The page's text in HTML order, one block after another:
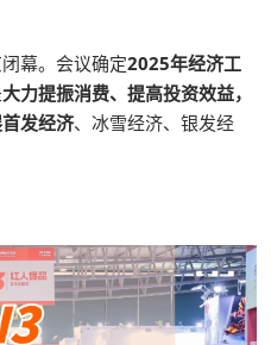
幕。会议确定2025年经济工
大力提振消费、提高投资效益，
发经济、冰雪经济、银发经